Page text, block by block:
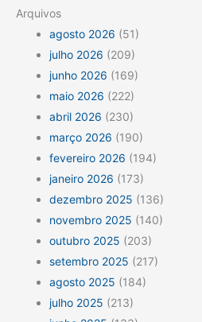
Arquivos
agosto 2026 (51)
julho 2026 (209)
junho 2026 (169)
maio 2026 (222)
abril 2026 (230)
março 2026 (190)
fevereiro 2026 (194)
janeiro 2026 (173)
dezembro 2025 (136)
novembro 2025 (140)
outubro 2025 (203)
setembro 2025 (217)
agosto 2025 (184)
julho 2025 (213)